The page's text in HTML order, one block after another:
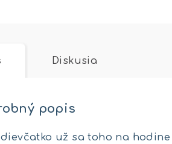
Diskusia
popis
dievčatko už sa toho na